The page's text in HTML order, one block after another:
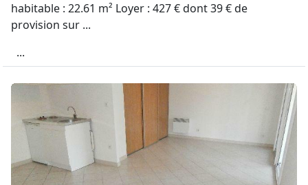
habitable : 22.61 m² Loyer : 427 € dont 39 € de
provision sur ...
...